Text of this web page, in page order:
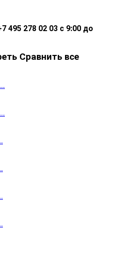
495 278 02 03 с 9:00 до
Сравнить все